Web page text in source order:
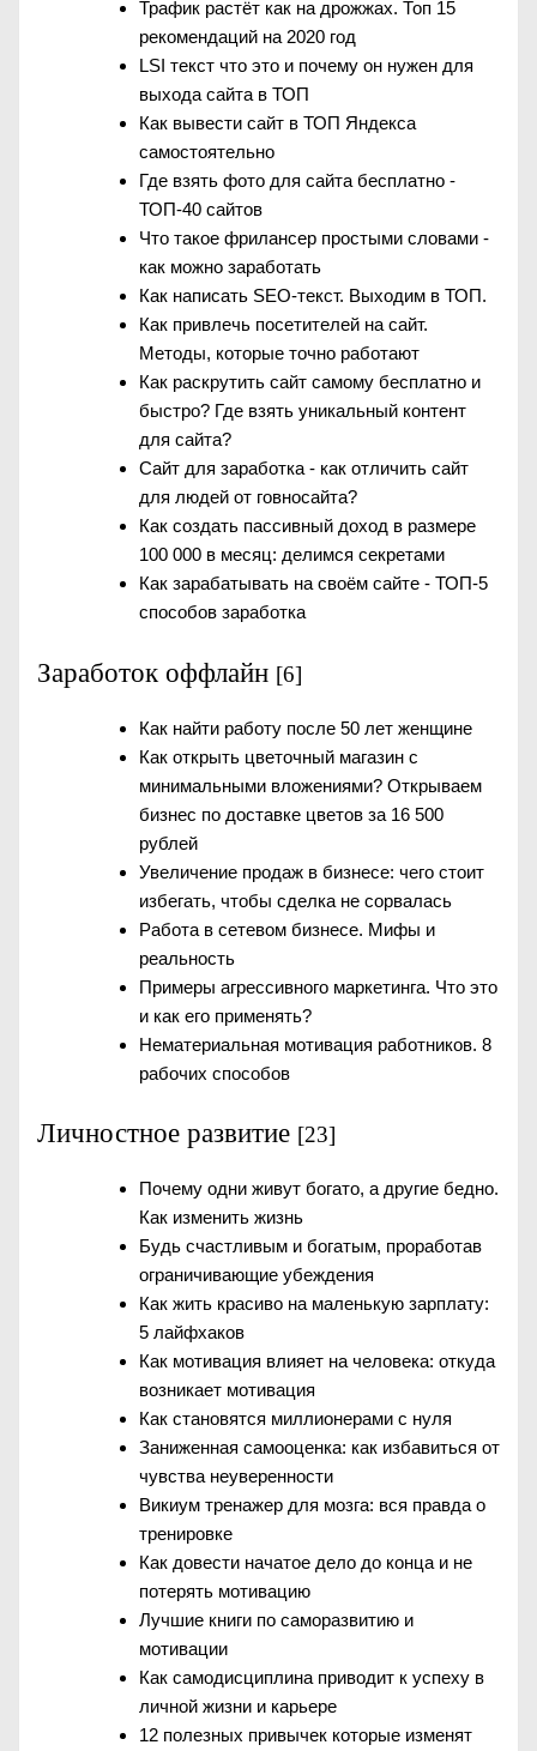
Трафик растёт как на дрожжах. Топ 15
рекомендаций на 2020 год
LSI текст что это и почему он нужен для
выхода сайта в ТОП
Как вывести сайт в ТОП Яндекса
самостоятельно
Где взять фото для сайта бесплатно -
ТОП-40 сайтов
Что такое фрилансер простыми словами -
как можно заработать
Как написать SEO-текст. Выходим в ТОП.
Как привлечь посетителей на сайт.
Методы, которые точно работают
Как раскрутить сайт самому бесплатно и
быстро? Где взять уникальный контент
для сайта?
Сайт для заработка - как отличить сайт
для людей от говносайта?
Как создать пассивный доход в размере
100 000 в месяц: делимся секретами
Как зарабатывать на своём сайте - ТОП-5
способов заработка
Заработок оффлайн [6]
Как найти работу после 50 лет женщине
Как открыть цветочный магазин с
минимальными вложениями? Открываем
бизнес по доставке цветов за 16 500
рублей
Увеличение продаж в бизнесе: чего стоит
избегать, чтобы сделка не сорвалась
Работа в сетевом бизнесе. Мифы и
реальность
Примеры агрессивного маркетинга. Что это
и как его применять?
Нематериальная мотивация работников. 8
рабочих способов
Личностное развитие [23]
Почему одни живут богато, а другие бедно.
Как изменить жизнь
Будь счастливым и богатым, проработав
ограничивающие убеждения
Как жить красиво на маленькую зарплату:
5 лайфхаков
Как мотивация влияет на человека: откуда
возникает мотивация
Как становятся миллионерами с нуля
Заниженная самооценка: как избавиться от
чувства неуверенности
Викиум тренажер для мозга: вся правда о
тренировке
Как довести начатое дело до конца и не
потерять мотивацию
Лучшие книги по саморазвитию и
мотивации
Как самодисциплина приводит к успеху в
личной жизни и карьере
12 полезных привычек которые изменят